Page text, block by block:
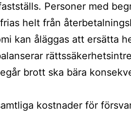
Personer med
helt från
kan åläggas att ersätta
brott ska bära
kostnader för